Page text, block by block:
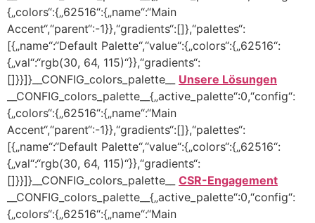
{„colors“:{„62516“:{„name“:“Main
Accent“,“parent“:-1}},“gradients“:[]},“palettes“:
[{„name“:“Default Palette“,“value“:{„colors“:{„62516“:
{„val“:“rgb(30, 64, 115)“}},“gradients“:
[]}}]}__CONFIG_colors_palette__ Unsere Lösungen
__CONFIG_colors_palette__{„active_palette“:0,“config“:
{„colors“:{„62516“:{„name“:“Main
Accent“,“parent“:-1}},“gradients“:[]},“palettes“:
[{„name“:“Default Palette“,“value“:{„colors“:{„62516“:
{„val“:“rgb(30, 64, 115)“}},“gradients“:
[]}}]}__CONFIG_colors_palette__ CSR-Engagement
__CONFIG_colors_palette__{„active_palette“:0,“config“:
{„colors“:{„62516“:{„name“:“Main